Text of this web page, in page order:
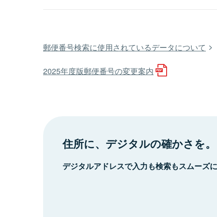
郵便番号検索に使用されているデータについて
2025年度版郵便番号の変更案内
住所に、デジタルの確かさを。
デジタルアドレスで入力も検索もスムーズ